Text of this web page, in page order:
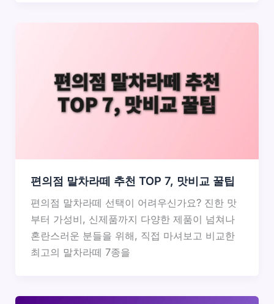
편의점 말차라떼 추천 TOP 7, 맛비교 꿀팁
편의점 말차라떼 선택이 어려우신가요? 진한 맛
부터 가성비, 신제품까지 다양한 제품이 넘쳐나
혼란스러운 분들을 위해, 직접 마셔보고 비교한
최고의 말차라떼 7종을